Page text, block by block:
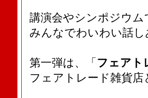
講演会やシンポジウ
みんなでわいわい話
第一弾は、「フェアト
フェアトレード雑貨